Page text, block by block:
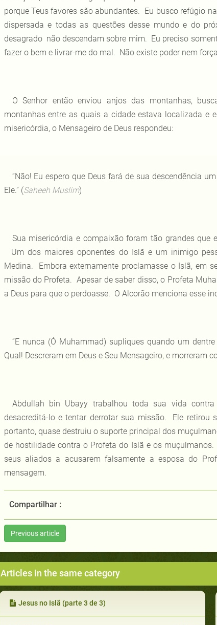
porque Teus favores são abundantes. Eu busco refúgio
dispersada e todas as questões desse mundo e do
desagrado não descendam sobre mim. Eu preciso
fazer o bem e livrar-me do mal. Não existe poder nem
O Senhor então enviou anjos das montanhas,
montanhas entre as quais a cidade estava localizada e
misericórdia, o Mensageiro de Deus respondeu:
“Não! Eu espero que Deus fará de sua descendência
Ele.” (Saheeh Muslim)
Sua misericórdia e compaixão foram tão grandes que
Um dos maiores oponentes do Islã e um inimigo
Medina. Embora externamente proclamasse o Islã, em
missão do Profeta. Apesar de saber disso, o Profeta
a Deus para que o perdoasse. O Alcorão menciona esse
“E nunca (Ó Muhammad) supliques quando um
Qual! Descreram em Deus e Seu Mensageiro, e morreram
Abdullah bin Ubayy trabalhou toda sua vida
desacreditá-lo e tentar derrotar sua missão. Ele retirou
portanto, quase destruiu o suporte principal dos
de hostilidade contra o Profeta do Islã e os
seus aliados a acusarem falsamente a esposa do
mensagem.
Compartilhar :
Previous article
Articles in the same category
Jesus no Islã (parte 3 de 3)